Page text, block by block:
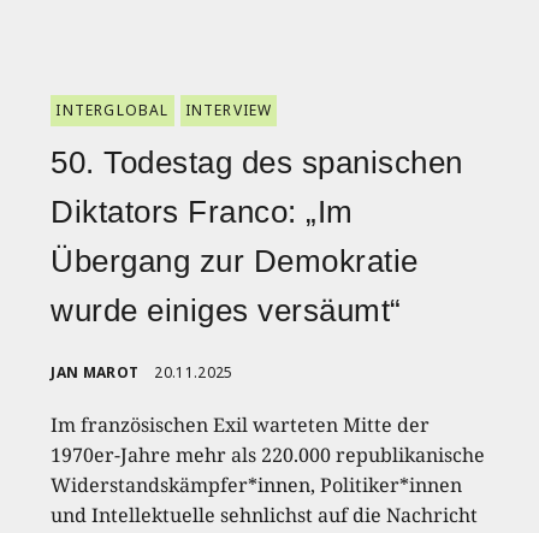
INTERGLOBAL INTERVIEW
50. Todestag des spanischen
Diktators Franco: „Im
Übergang zur Demokratie
wurde einiges versäumt“
JAN MAROT 20.11.2025
Im französischen Exil warteten Mitte der
1970er-Jahre mehr als 220.000 republikanische
Widerstandskämpfer*innen, Politiker*innen
und Intellektuelle sehnlichst auf die Nachricht